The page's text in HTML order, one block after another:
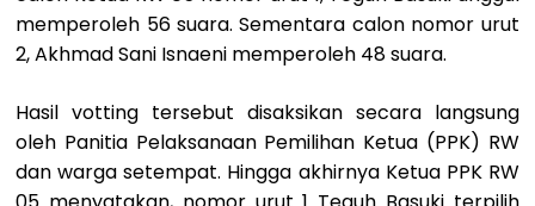
memperoleh 56 suara. Sementara calon nomor urut
2, Akhmad Sani Isnaeni memperoleh 48 suara.
Hasil votting tersebut disaksikan secara langsung
oleh Panitia Pelaksanaan Pemilihan Ketua (PPK) RW
dan warga setempat. Hingga akhirnya Ketua PPK RW